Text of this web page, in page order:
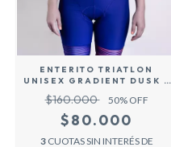
ENTERITO TRIATLON
UNISEX GRADIENT DUSK -
$160.000 50% OFF
$80.000
3 CUOTAS SIN INTERÉS DE